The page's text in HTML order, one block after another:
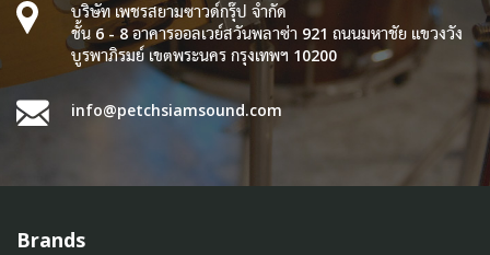
บริษัท เพชรสยามซาวด์กรุ๊ป จำกัด
ชั้น 6 - 8 อาคารออลเวย์สวันพลาซ่า 921 ถนนมหาชัย แขวงวัง
บูรพาภิรมย์ เขตพระนคร กรุงเทพฯ 10200
info@petchsiamsound.com
Brands